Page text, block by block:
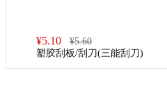
¥5.10 ¥5.60
塑胶刮板/刮刀(三能刮刀)